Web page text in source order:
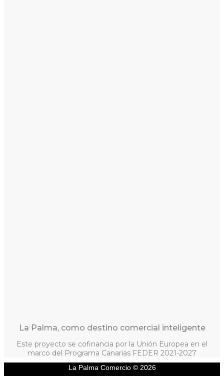
La Palma, como destino comercial inteligente
Este proyecto se cofinancia por la Unión Europea en el
marco del Programa Canarias FEDER 2021-2027
La Palma Comercio © 2026